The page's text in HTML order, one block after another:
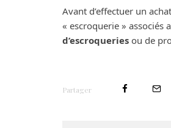
Avant d’effectuer un
« escroquerie » associés
d’escroqueries ou de
Partager